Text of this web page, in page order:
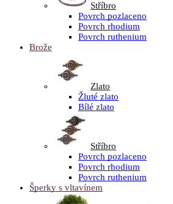
Stříbro
Povrch pozlaceno
Povrch rhodium
Povrch ruthenium
Brože
Zlato
Žluté zlato
Bílé zlato
Stříbro
Povrch pozlaceno
Povrch rhodium
Povrch ruthenium
Šperky s vltavínem